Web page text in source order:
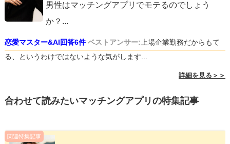
男性はマッチングアプリでモテるのでしょう
か？ ...
恋愛マスター&AI回答6件 ベストアンサー:上場企業勤務だからもて
る、というわけではないような気がします...
詳細を見る＞＞
合わせて読みたいマッチングアプリの特集記事
関連特集記事